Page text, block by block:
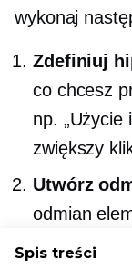
wykonaj
Zdefiniuj
co chcesz
np. „Użycie
zwiększy
Utwórz
odmian
Spis treści